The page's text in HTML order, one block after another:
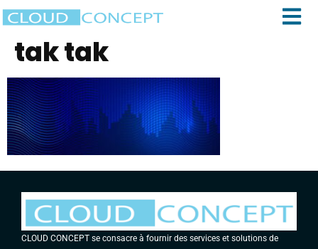
tak tak
CLOUD CONCEPT se consacre à fournir des services et solutions de